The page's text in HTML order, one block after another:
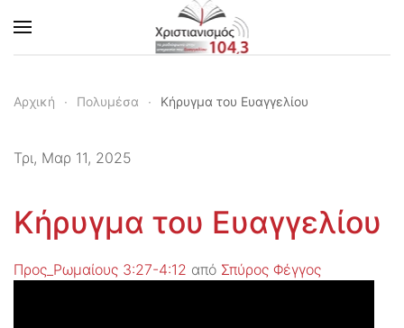
Skip to main content
Αρχική Πολυμέσα Κήρυγμα του Ευαγγελίου
Τρι, Μαρ 11, 2025
Κήρυγμα του Ευαγγελίου
Προς_Ρωμαίους 3:27-4:12 από Σπύρος Φέγγος